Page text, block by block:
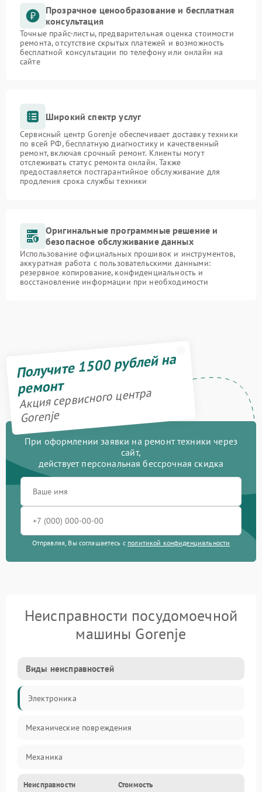
Прозрачное ценообразование и бесплатная
консультация
Точные прайс-листы, предварительная оценка стоимости
ремонта, отсутствие скрытых платежей и возможность
бесплатной консультации по телефону или онлайн на
сайте
Широкий спектр услуг
Сервисный центр Gorenje обеспечивает доставку техники
по всей РФ, бесплатную диагностику и качественный
ремонт, включая срочный ремонт. Клиенты могут
отслеживать статус ремонта онлайн. Также
предоставляется постгарантийное обслуживание для
продления срока службы техники
Оригинальные программные решение и
безопасное обслуживание данных
Использование официальных прошивок и инструментов,
аккуратная работа с пользовательскими данными:
резервное копирование, конфиденциальность и
восстановление информации при необходимости
Получите 1500 рублей на
ремонт
Акция сервисного центра
Gorenje
При оформлении заявки на ремонт техники через
сайт,
действует персональная бессрочная скидка
Отправляя, Вы соглашаетесь с политикой конфиденциальности
Неисправности посудомоечной
машины Gorenje
Виды неисправностей
Электроника
Механические повреждения
Механика
Управление
Неисправности Стоимость